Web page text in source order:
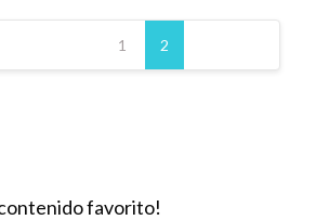
1 2
favorito!